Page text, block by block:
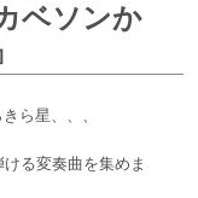
ベソンか
ら星、、、
る変奏曲を集めま